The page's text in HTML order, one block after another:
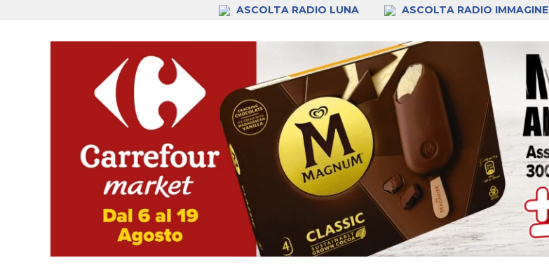
ASCOLTA RADIO LUNA ASCOLTA RADIO IMMAGINE